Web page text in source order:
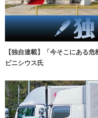
【独自連載】「今そこにある
ビニシウス氏